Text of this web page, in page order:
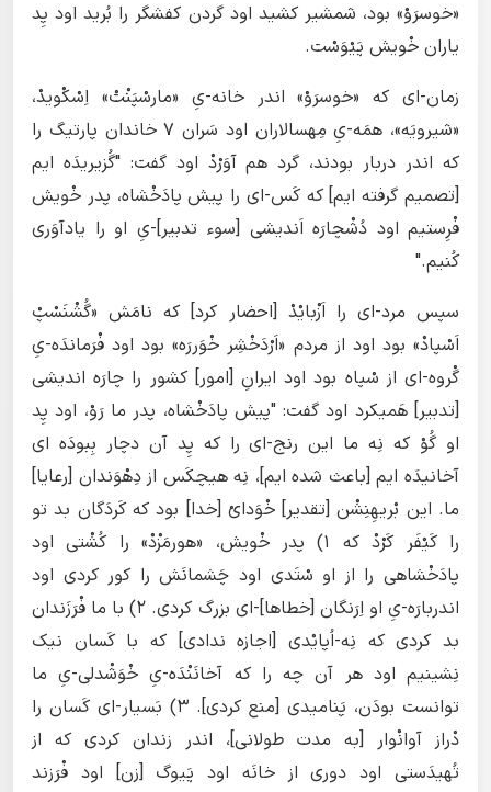
«خوسرَوْ» بود، شمشیر کشید اود گردن کفشگر را بُرید اود پِد
یاران خْویش پَیْوَسْت.
زمان-ای که «خوسرَوْ» اندر خانه-یِ «مارسْپَنْتْ» اِسْکْویدْ،
«شیرویَه»، همَه-یِ مِهسالاران اود سَران ۷ خاندان پارتیگ را
که اندر دربار بودند، گرد هم آوَرْدْ اود گفت: "گُزیریدَه ایم
[تصمیم گرفته ایم] که کَس-ای را پیش پادَخْشاه، پدر خْویش
فْرِستیم اود دُشْچارَه اَندیشی [سوء تدبیر]-یِ او را یادآوَری
کُنیم."
سپس مرد-ای را اَزْبایْدْ [احضار کرد] که نامَش «گُشْنَسْپْ
اَسْپادْ» بود اود از مردم «اَرْدَخْشِر خْوَررَه» بود اود فْرَماندَه-یِ
گْروه-ای از سْپاه بود اود ایرانِ [امور] کشور را چارَه اندیشی
[تدبیر] هَمیکرد اود گفت: "پیش پادَخْشاه، پدر ما رَوْ، اود پِد
او گُوْ که نِه ما این رنج-ای را که پِد آن دچار بِبودَه ای
آخانیدَه ایم [باعث شده ایم]، نِه هیچکَس از دِهْوَندان [رعایا]
ما. این بْریهِنِشْن [تقدیر] خْوَدایْ [خدا] بود که کَردَگان بد تو
را کَیْفَر کَرْدْ که ۱) پدر خْویش، «هورمَزْدْ» را کُشْتی اود
پادَخْشاهی را از او سْتَدی اود چَشمانَش را کور کردی اود
اندربارَه-یِ او اِرَنگان [خطاها]-ای بزرگ کردی. ۲) با ما فْرَزَندان
بد کردی که نِه-اُپایْدی [اجازه ندادی] که با کَسان نیک
نِشینیم اود هر آن چه را که آخانَنْدَه-یِ خْوَشْدلی-یِ ما
توانست بودَن، پَنامیدی [منع کردی]. ۳) بَسیار-ای کَسان را
دْراز آوانْوار [به مدت طولانی]، اندر زندان کردی که از
تُهیدَستی اود دوری از خانَه اود پَیوگ [زن] اود فْرَزند